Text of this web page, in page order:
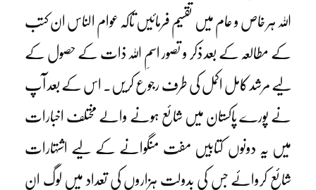
اللہ ہر خاص و عام میں تقسیم فرمائیں تاکہ عوام الناس ان کتب
کے مطالعہ کے بعد ذکر و تصور اسمِ اللہ ذات کے حصول کے
لیے مرشد کامل اکمل کی طرف رجوع کریں۔ اس کے بعد آپ
نے پورے پاکستان میں شائع ہونے والے مختلف اخبارات
میں یہ دونوں کتابیں مفت منگوانے کے لیے اشتہارات
شائع کروائے جس کی بدولت ہزاروں کی تعداد میں لوگ ان